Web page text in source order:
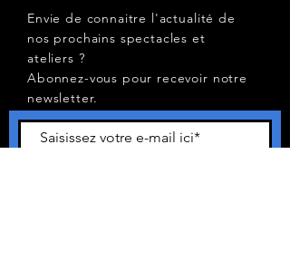
Envie de connaitre l'actualité de
nos prochains spectacles et
ateliers ?
Abonnez-vous pour recevoir notre
newsletter.